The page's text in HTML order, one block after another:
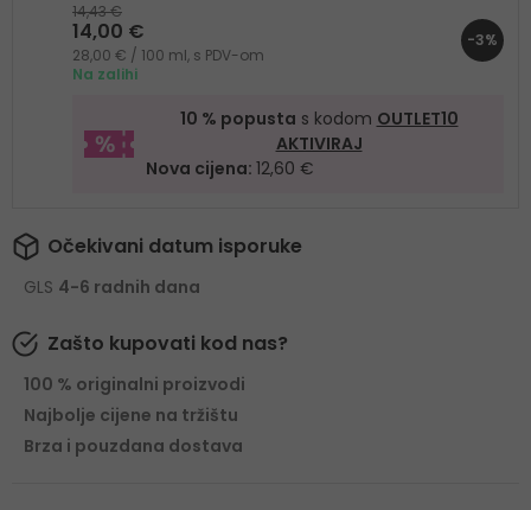
14,43 €
14,00 €
28,00 € / 100 ml, s PDV-om
Na zalihi
-3%
10 % popusta s kodom OUTLET10
AKTIVIRAJ
Nova cijena: 12,60 €
Očekivani datum isporuke
GLS 4-6 radnih dana
Zašto kupovati kod nas?
100 % originalni proizvodi
Najbolje cijene na tržištu
Brza i pouzdana dostava